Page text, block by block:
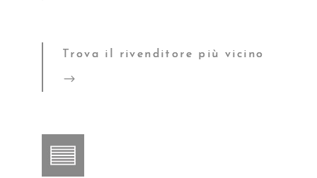
Trova il rivenditore più vicino